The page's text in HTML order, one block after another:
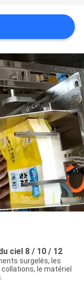
ciel 8 / 10 / 12
surgelés, les
le matériel